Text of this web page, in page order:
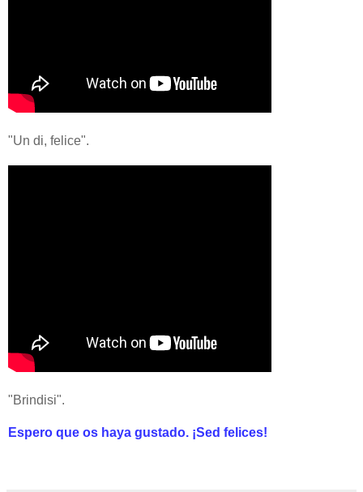
"Un di, felice".
"Brindisi".
Espero que os haya gustado. ¡Sed felices!